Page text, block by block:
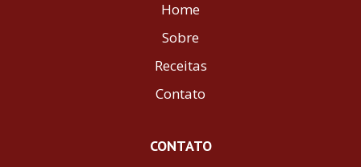
Home
Sobre
Receitas
Contato
CONTATO